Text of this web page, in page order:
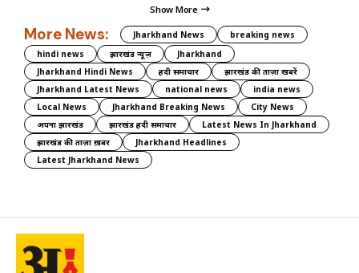
Show More
More News: Jharkhand News
breaking news
hindi news
झारखंड न्यूज़
Jharkhand
Jharkhand Hindi News
हिंदी समाचार
झारखंड की ताज़ा खबरें
Jharkhand Latest News
national news
india news
Local News
Jharkhand Breaking News
City News
अपना झारखंड
झारखंड हिंदी समाचार
Latest News In Jharkhand
झारखंड की ताज़ा ख़बर
Jharkhand Headlines
Latest Jharkhand News